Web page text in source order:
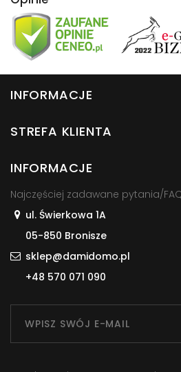
INFORMACJE
STREFA KLIENTA
INFORMACJE
Najczęściej zadawane pytania/
ul. Świerkowa 1A
05-850 Bronisze
sklep@damidomo.pl
+48 570 071 090